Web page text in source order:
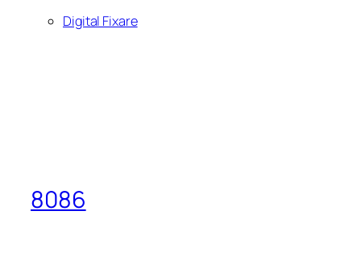
Digital Fixare
8086